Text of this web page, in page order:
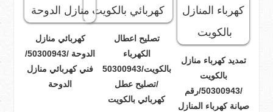
تمديد كهرباء منازل
بالكويت
/50300943/رقم
صيانة كهرباء المنازل
تصليح اعطال
الكهرباء
بالكويت/50300943
/تصليح عطل
كهربائي بالكويت
كهربائي منازل
الدوحة /50300943/
فني كهربائي منازل
الدوحة